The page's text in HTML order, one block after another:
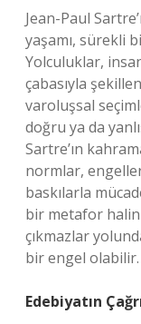
Jean-Paul
yaşamı, sürekli
Yolculuklar,
çabasıyla
varoluşsal
doğru ya da
Sartre’ın
normlar,
baskılarla
bir metafor
çıkmazlar
bir engel olabilir.
Edebiyatın